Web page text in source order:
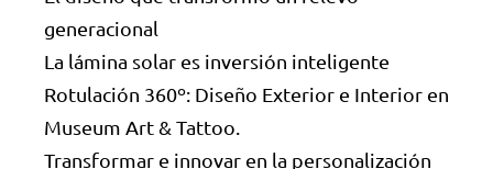
generacional
La lámina solar es inversión inteligente
Rotulación 360º: Diseño Exterior e Interior en
Museum Art & Tattoo.
Transformar e innovar en la personalización